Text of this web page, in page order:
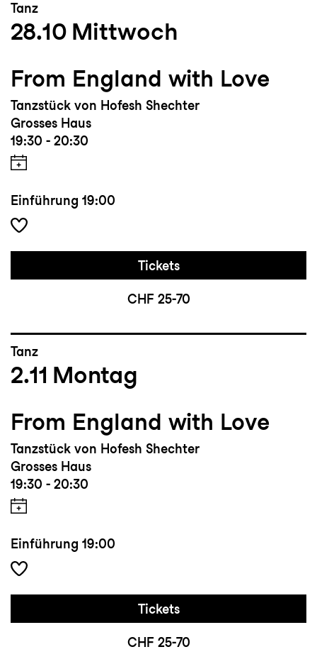
Tanz
28.10 Mittwoch
From England with Love
Tanzstück von Hofesh Shechter
Grosses Haus
19:30 - 20:30
Einführung 19:00
Tickets
CHF 25-70
Tanz
2.11 Montag
From England with Love
Tanzstück von Hofesh Shechter
Grosses Haus
19:30 - 20:30
Einführung 19:00
Tickets
CHF 25-70